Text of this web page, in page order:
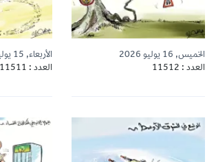
الخميس, 16 يوليو 2026
العدد : 11512
الأربعاء, 15 يوليو 2026
العدد : 11511